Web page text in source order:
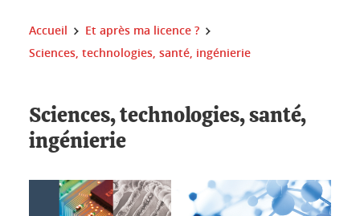
Vous êtes ici :
Accueil
Et après ma licence ?
Sciences, technologies, santé, ingénierie
Sciences, technologies, santé,
ingénierie